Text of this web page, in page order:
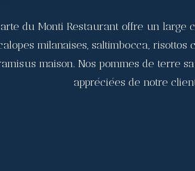
du Monti Restaurant offre un large
milanaises, saltimbocca,
maison. Nos pommes de terre
appréciées de notre